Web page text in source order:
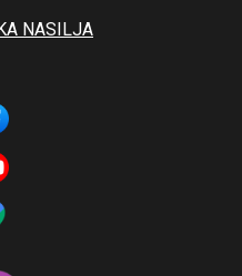
NASILJA